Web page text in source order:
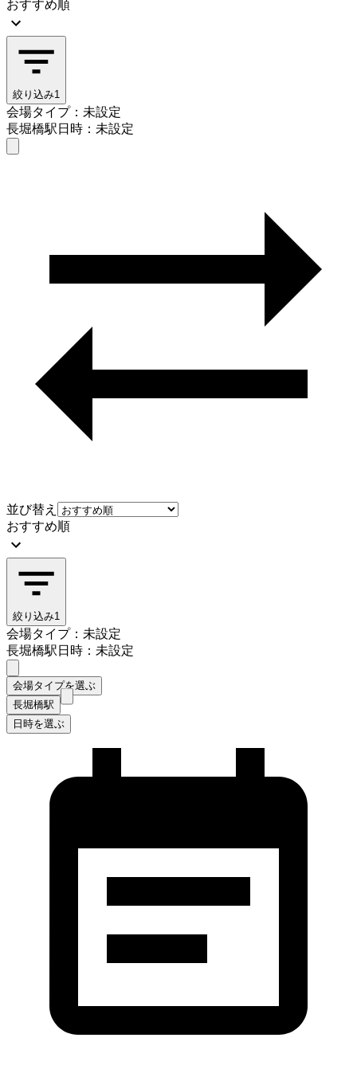
おすすめ順
絞り込み1
会場タイプ：未設定
長堀橋駅日時：未設定
並び替え
おすすめ順
絞り込み1
会場タイプ：未設定
長堀橋駅日時：未設定
会場タイプを選ぶ
長堀橋駅
日時を選ぶ